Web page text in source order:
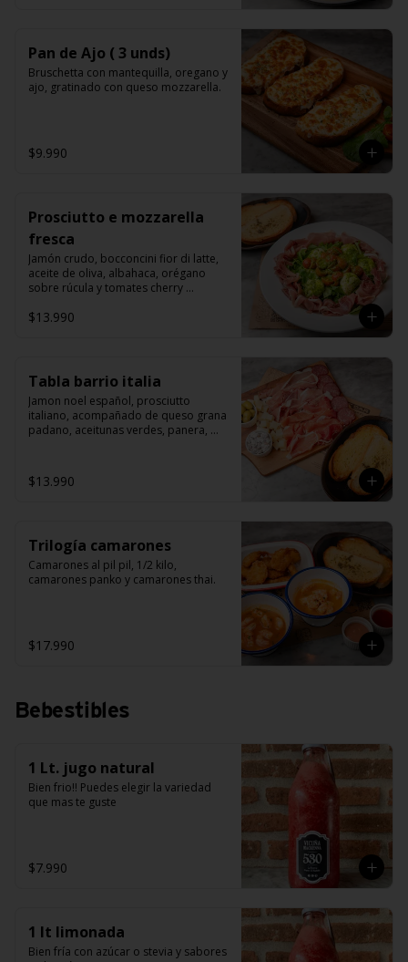
Pan de Ajo ( 3 unds)
Bruschetta con mantequilla, oregano y
ajo, gratinado con queso mozzarella.
$9.990
Prosciutto e mozzarella
fresca
Jamón crudo, bocconcini fior di latte,
aceite de oliva, albahaca, orégano
sobre rúcula y tomates cherry
$13.990
Tabla barrio italia
Jamon noel español, prosciutto
italiano, acompañado de queso grana
padano, aceitunas verdes, panera,
$13.990
Trilogía camarones
Camarones al pil pil, 1/2 kilo,
camarones panko y camarones thai.
$17.990
Bebestibles
1 Lt. jugo natural
Bien frio!! Puedes elegir la variedad
que mas te guste
$7.990
1 lt limonada
Bien fría con azúcar o stevia y sabores